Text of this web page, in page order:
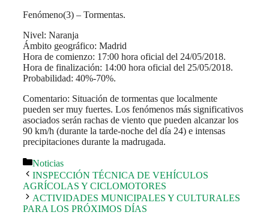
Fenómeno(3) – Tormentas.
Nivel: Naranja
Ámbito geográfico: Madrid
Hora de comienzo: 17:00 hora oficial del 24/05/2018.
Hora de finalización: 14:00 hora oficial del 25/05/2018.
Probabilidad: 40%-70%.
Comentario: Situación de tormentas que localmente
pueden ser muy fuertes. Los fenómenos más significativos
asociados serán rachas de viento que pueden alcanzar los
90 km/h (durante la tarde-noche del día 24) e intensas
precipitaciones durante la madrugada.
Categorías
Noticias
INSPECCIÓN TÉCNICA DE VEHÍCULOS
AGRÍCOLAS Y CICLOMOTORES
ACTIVIDADES MUNICIPALES Y CULTURALES
PARA LOS PRÓXIMOS DÍAS